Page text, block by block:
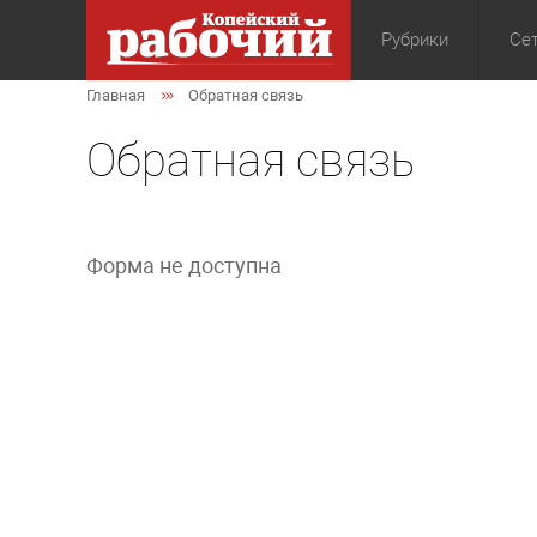
Рубрики
Главная Обратная связь
Обратная связь
Форма не доступна